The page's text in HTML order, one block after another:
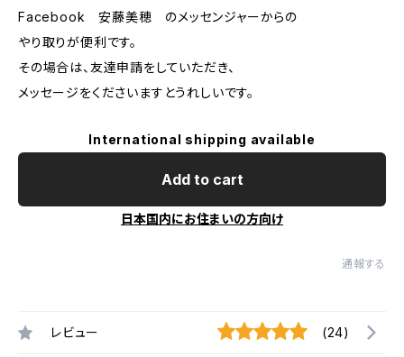
Facebook 安藤美穂 のメッセンジャーからの
やり取りが便利です。
その場合は、友達申請をしていただき、
メッセージをくださいますとうれしいです。
International shipping available
Add to cart
日本国内にお住まいの方向け
通報する
レビュー (24)